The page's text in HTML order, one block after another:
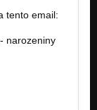
tento email:
narozeniny